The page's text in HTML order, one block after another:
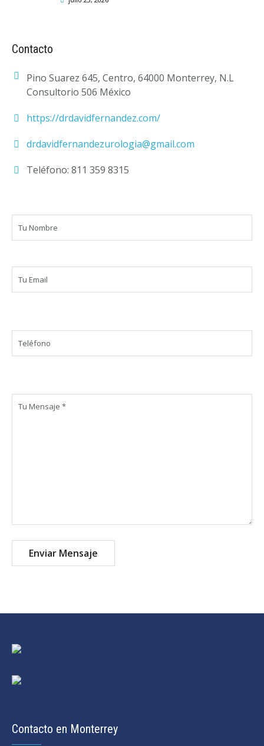
Contacto
Pino Suarez 645, Centro, 64000 Monterrey, N.L
Consultorio 506 México
https://drdavidfernandez.com/
drdavidfernandezurologia@gmail.com
Teléfono: 811 359 8315
Contacto en Monterrey